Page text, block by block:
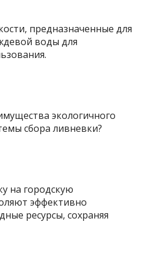
предназначенные для
воды для
экологичного
сбора ливневки?
на городскую
эффективно
ресурсы, сохраняя